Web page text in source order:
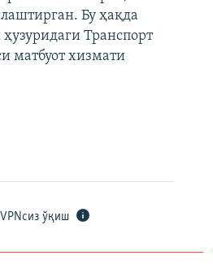
Бу ҳақда
Транспорт
матбуот хизмати
VPNсиз ўқиш